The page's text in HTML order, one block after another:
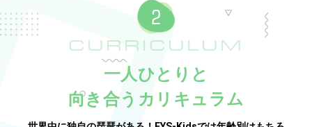
CURRICULUM
一人ひとりと
向き合うカリキュラム